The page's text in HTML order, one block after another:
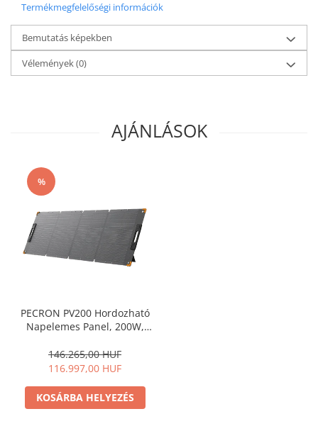
Termékmegfelelőségi információk
Bemutatás képekben
Vélemények(0)
AJÁNLÁSOK
%
PECRON PV200 Hordozható
Napelemes Panel, 200W,
Összecsukható, 8kg, 2 az 1-
ben Kábelek Gyors
146.265,00 HUF
116.997,00 HUF
KOSÁRBA HELYEZÉS